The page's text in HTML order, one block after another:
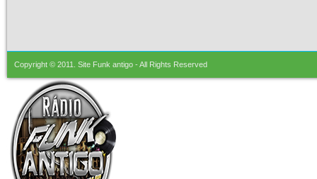
Copyright © 2011. Site Funk antigo - All Rights Reserved